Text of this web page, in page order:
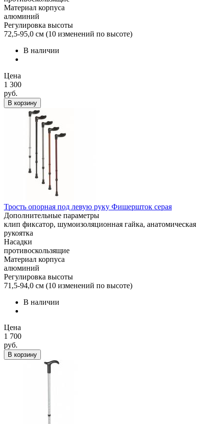
Материал корпуса
алюминий
Регулировка высоты
72,5-95,0 см (10 изменений по высоте)
В наличии
Цена
1 300
руб.
В корзину
Трость опорная под левую руку Фишершток серая
Дополнительные параметры
клип фиксатор, шумоизоляционная гайка, анатомическая
рукоятка
Насадки
противоскользящие
Материал корпуса
алюминий
Регулировка высоты
71,5-94,0 см (10 изменений по высоте)
В наличии
Цена
1 700
руб.
В корзину